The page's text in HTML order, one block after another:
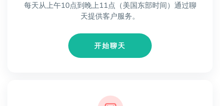
每天从上午10点到晚上11点（美国东部时间）通过聊
天提供客户服务。
开始聊天